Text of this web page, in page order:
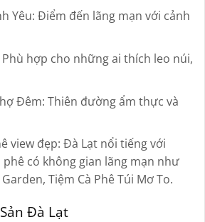
Yêu: Điểm đến lãng mạn với cảnh
Phù hợp cho những ai thích leo núi,
Đêm: Thiên đường ẩm thực và
view đẹp: Đà Lạt nổi tiếng với
có không gian lãng mạn như
Tiệm Cà Phê Túi Mơ To.
Đà Lạt